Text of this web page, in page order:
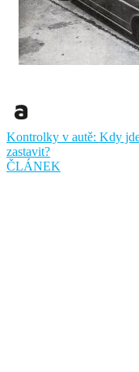
Kontrolky v autě: Kdy
zastavit?
ČLÁNEK